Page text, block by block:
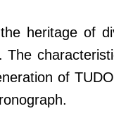
heritage of
of